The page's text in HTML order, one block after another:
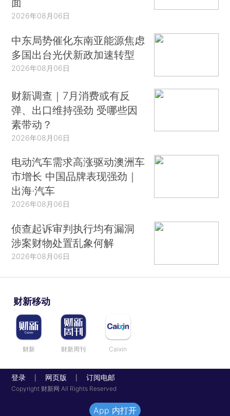
2026年08月06日
中东局势催化东南亚能源焦虑
多国出台光伏新政加速转型
2026年08月06日
财新调查｜7月消费或有反
弹、出口维持强劲 受哪些因
素带动？
2026年08月06日
电动汽车需求高涨驱动澳洲车
市增长 中国品牌表现强劲｜
出海·汽车
2026年08月06日
侦查起诉审判执行均有漏洞
涉案财物处置乱象何解
2026年08月06日
财新移动
财新 财新周刊 Caixin
登录 网页版 订阅电邮
Copyright 财新网 All Rights Reserved
App 内打开